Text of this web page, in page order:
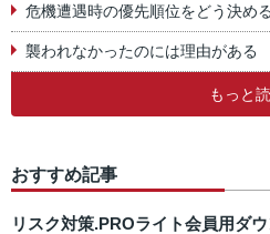
危機遭遇時の優先順位をどう決め
襲われなかったのには理由がある
もっと
おすすめ記事
リスク対策.PROライト会員用ダ